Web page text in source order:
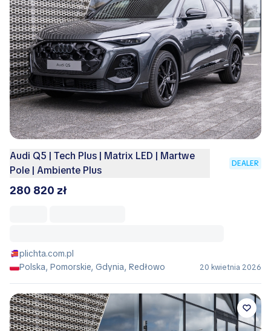
Audi Q5 | Tech Plus | Matrix LED | Martwe
Pole | Ambiente Plus
DEALER
280 820 zł
plichta.com.pl
Polska, Pomorskie, Gdynia, Redłowo
20 kwietnia 2026